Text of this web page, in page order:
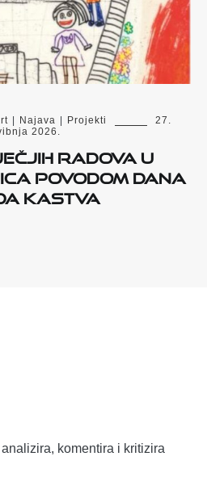
Najava Projekti
27.
2026.
radova u
povodom Dana
Kastva
komentira i kritizira